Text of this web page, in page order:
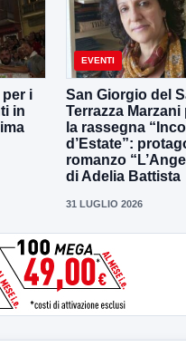
per i
in
EVENTI
San Giorgio del
Terrazza
la rassegna
d’Estate”:
romanzo
di Adelia Battista
31 LUGLIO 2026